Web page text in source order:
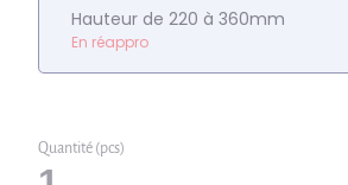
Hauteur de 220 à 360mm
En réappro
Quantité (pcs)